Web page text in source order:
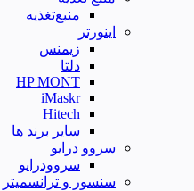
منبع‌تغذیه
اینورتر
زیمنس
دلتا
HP MONT
iMaskr
Hitech
سایر برند ها
سروو درایو
سروودرایو
سنسور و ترانسمیتر